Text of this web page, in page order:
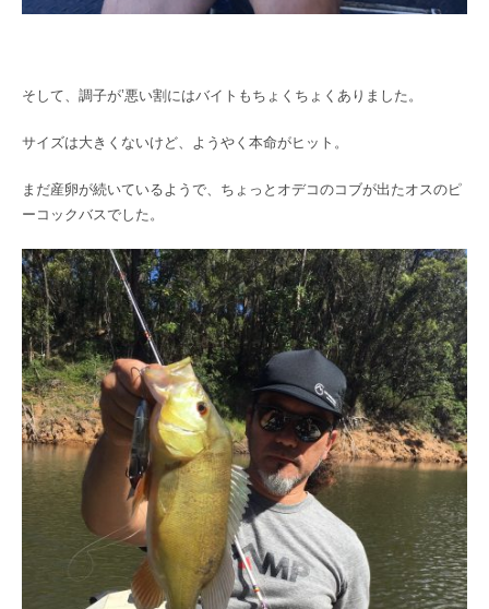
そして、調子が’悪い割にはバイトもちょくちょくありました。
サイズは大きくないけど、ようやく本命がヒット。
まだ産卵が続いているようで、ちょっとオデコのコブが出たオスのピ
ーコックバスでした。